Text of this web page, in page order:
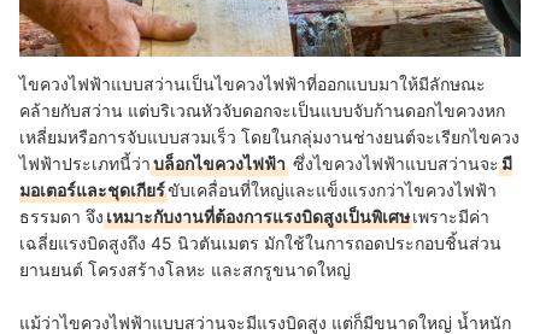
ไขควงไฟฟ้าแบบสว่านเป็นไขควงไฟฟ้าที่ออกแบบมาให้มีลักษณะ
คล้ายกับสว่าน แต่บริเวณหัวจับดอกจะเป็นแบบจับก้านดอกไขควงหก
เหลี่ยมหรือการจับแบบสวมเร็ว โดยในกลุ่มงานช่างยนต์จะเรียกไขควง
ไฟฟ้าประเภทนี้ว่าบล็อกไขควงไฟฟ้า ซึ่งไขควงไฟฟ้าแบบสว่านจะมี
มอเตอร์และชุดเกียร์ขับเคลื่อนที่ใหญ่และแข็งแรงกว่าไขควงไฟฟ้า
ธรรมดา จึงเหมาะกับงานที่ต้องการแรงบิดสูงเป็นพิเศษเพราะมีค่า
เฉลี่ยแรงบิดสูงถึง 45 นิวตันเมตร มักใช้ในการถอดประกอบชิ้นส่วน
ยานยนต์ โครงสร้างโลหะ และสกรูขนาดใหญ่
แม้ว่าไขควงไฟฟ้าแบบสว่านจะมีแรงบิดสูง แต่ก็มีขนาดใหญ่ น้ำหนัก